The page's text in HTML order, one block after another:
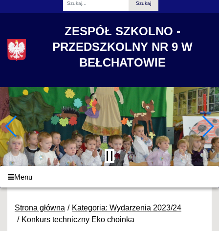
ZESPÓŁ SZKOLNO -
PRZEDSZKOLNY NR 9 W
BEŁCHATOWIE
Menu
Strona główna
Kategoria: Wydarzenia 2023/24
Konkurs techniczny Eko choinka